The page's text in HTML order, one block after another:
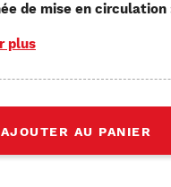
de mise en circulation
plus
AJOUTER AU PANIER